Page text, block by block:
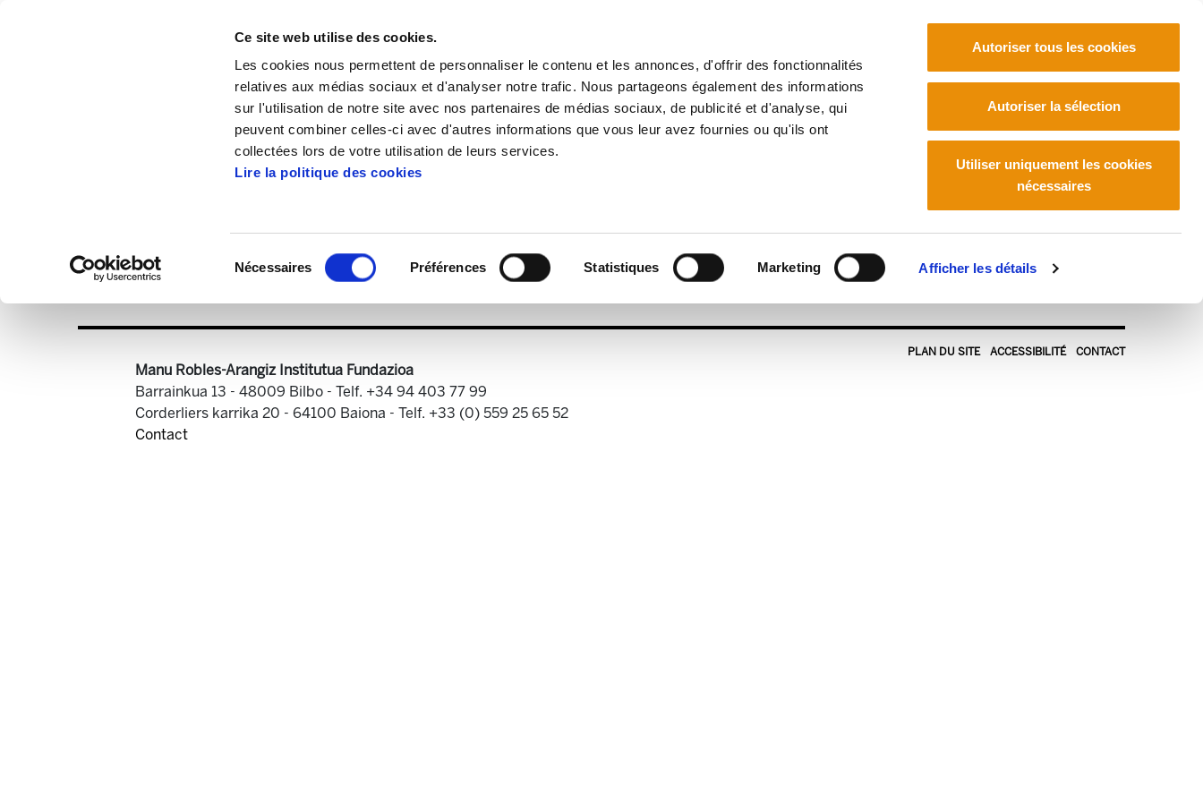
Ce site web utilise des cookies.
Les cookies nous permettent de personnaliser le contenu et les annonces, d'offrir des fonctionnalités
relatives aux médias sociaux et d'analyser notre trafic. Nous partageons également des informations
sur l'utilisation de notre site avec nos partenaires de médias sociaux, de publicité et d'analyse, qui
peuvent combiner celles-ci avec d'autres informations que vous leur avez fournies ou qu'ils ont
collectées lors de votre utilisation de leurs services.
Lire la politique des cookies
Nécessaires Préférences Statistiques Marketing Afficher les détails
Autoriser tous les cookies
Autoriser la sélection
Utiliser uniquement les cookies
nécessaires
Publications Enbata + Alda! Enbata + Alda! 1911 (2MB)
Enbata-Alda1911(02)1.pdf
PLAN DU SITE ACCESSIBILITÉ CONTACT
Manu Robles-Arangiz Institutua Fundazioa
Barrainkua 13 - 48009 Bilbo - Telf. +34 94 403 77 99
Corderliers karrika 20 - 64100 Baiona - Telf. +33 (0) 559 25 65 52
Contact